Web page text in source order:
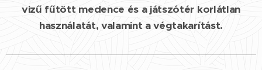
vizű fűtött medence és a játszótér korlátlan
használatát, valamint a végtakarítást.